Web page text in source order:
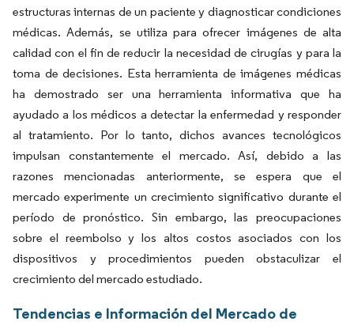
estructuras internas de un paciente y diagnosticar condiciones
médicas. Además, se utiliza para ofrecer imágenes de alta
calidad con el fin de reducir la necesidad de cirugías y para la
toma de decisiones. Esta herramienta de imágenes médicas
ha demostrado ser una herramienta informativa que ha
ayudado a los médicos a detectar la enfermedad y responder
al tratamiento. Por lo tanto, dichos avances tecnológicos
impulsan constantemente el mercado. Así, debido a las
razones mencionadas anteriormente, se espera que el
mercado experimente un crecimiento significativo durante el
período de pronóstico. Sin embargo, las preocupaciones
sobre el reembolso y los altos costos asociados con los
dispositivos y procedimientos pueden obstaculizar el
crecimiento del mercado estudiado.
Tendencias e Información del Mercado de